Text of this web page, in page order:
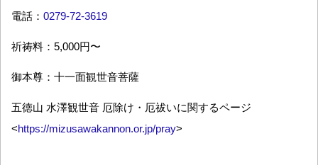
電話： 0279-72-3619
祈祷料：5,000円〜
御本尊：十一面観世音菩薩
五徳山 水澤観世音 厄除け・厄祓いに関するページ
<https://mizusawakannon.or.jp/pray>